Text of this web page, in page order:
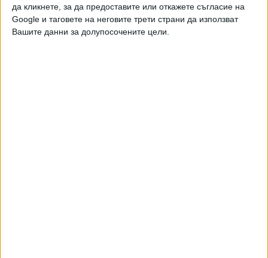
да кликнете, за да предоставите или откажете съгласие на
Google и таговете на неговите трети страни да използват
Вашите данни за долупосочените цели.
технологията, която е била в основата на
първоначалната архитектура на Skype.